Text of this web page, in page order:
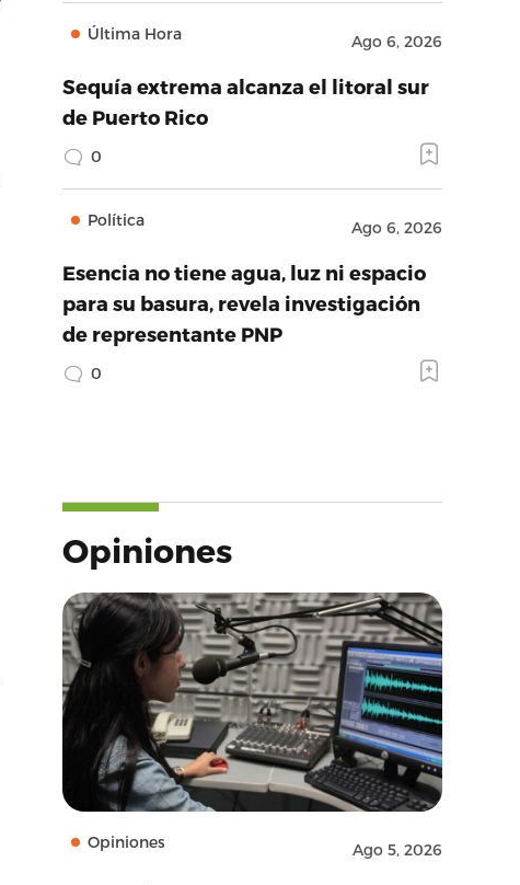
Última Hora Ago 6, 2026
Sequía extrema alcanza el litoral sur
de Puerto Rico
0
Política Ago 6, 2026
Esencia no tiene agua, luz ni espacio
para su basura, revela investigación
de representante PNP
0
Opiniones
Opiniones Ago 5, 2026